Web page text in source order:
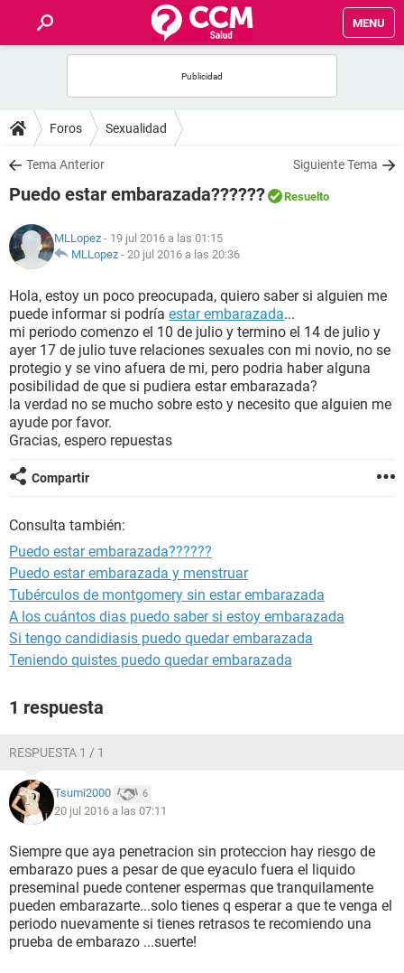
MENU
FOROS
SALUD
NUTRICIÓN
BIENESTAR
SEXUALIDAD
GLOSARIO
Foros Sexualidad
Tema Anterior Siguiente Tema
Puedo estar embarazada?????? Resuelto
MLLopez - 19 jul 2016 a las 01:15
MLLopez - 20 jul 2016 a las 20:36
Hola, estoy un poco preocupada, quiero saber si alguien me
puede informar si podría estar embarazada...
mi periodo comenzo el 10 de julio y termino el 14 de julio y
ayer 17 de julio tuve relaciones sexuales con mi novio, no se
protegio y se vino afuera de mi, pero podria haber alguna
posibilidad de que si pudiera estar embarazada?
la verdad no se mucho sobre esto y necesito que alguien me
ayude por favor.
Gracias, espero repuestas
Compartir
Consulta también:
Puedo estar embarazada??????
Puedo estar embarazada y menstruar
Tubérculos de montgomery sin estar embarazada
A los cuántos dias puedo saber si estoy embarazada
Si tengo candidiasis puedo quedar embarazada
Teniendo quistes puedo quedar embarazada
1 respuesta
RESPUESTA 1 / 1
Tsumi2000 6
20 jul 2016 a las 07:11
Siempre que aya penetracion sin proteccion hay riesgo de
embarazo pues a pesar de que eyaculo fuera el liquido
preseminal puede contener espermas que tranquilamente
pueden embarazarte...solo tienes q esperar a que te venga el
periodo nuevamente si tienes retrasos te recomiendo una
prueba de embarazo ...suerte!